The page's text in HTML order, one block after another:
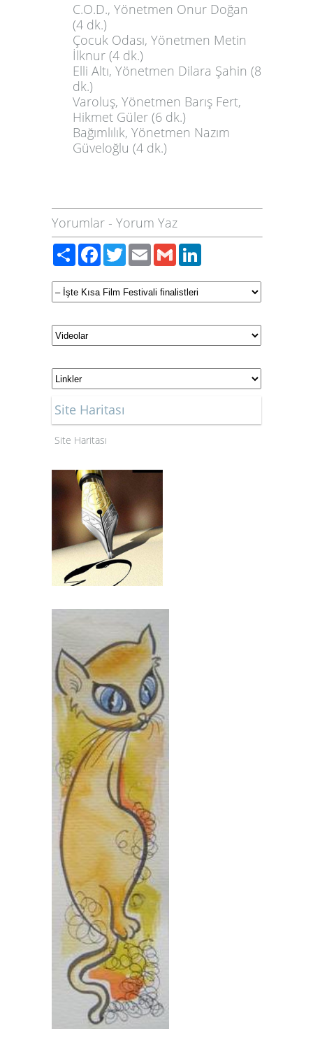
C.O.D., Yönetmen Onur Doğan
(4 dk.)
Çocuk Odası, Yönetmen Metin
İlknur (4 dk.)
Elli Altı, Yönetmen Dilara Şahin (8
dk.)
Varoluş, Yönetmen Barış Fert,
Hikmet Güler (6 dk.)
Bağımlılık, Yönetmen Nazım
Güveloğlu (4 dk.)
Yorumlar - Yorum Yaz
PaylaşFacebook
TwitterEmailGmail
Site Haritası
Site Haritası